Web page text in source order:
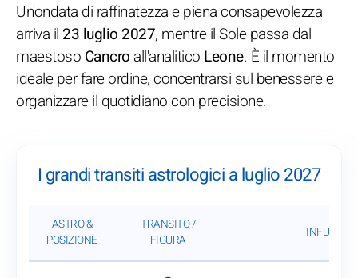
Un'ondata di raffinatezza e piena consapevolezza
arriva il 23 luglio 2027, mentre il Sole passa dal
maestoso Cancro all'analitico Leone. È il momento
ideale per fare ordine, concentrarsi sul benessere e
organizzare il quotidiano con precisione.
I grandi transiti astrologici a luglio 2027
ASTRO &
POSIZIONE
TRANSITO /
FIGURA